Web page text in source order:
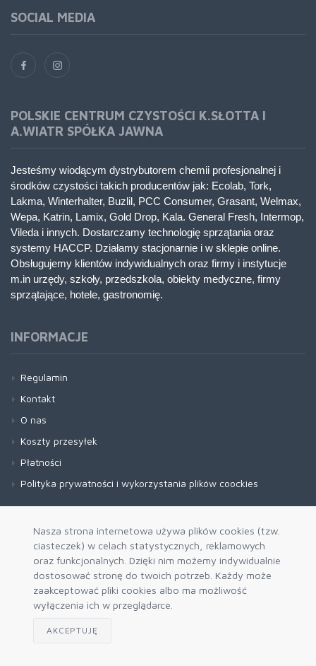
Nasza strona internetowa używa plików cookies (tzw.
ciasteczek) w celach statystycznych, reklamowych
oraz funkcjonalnych. Dzięki nim możemy indywidualnie
dostosować stronę do twoich potrzeb. Każdy może
zaakceptować pliki cookies albo ma możliwość
wyłączenia ich w przeglądarce.
AKCEPTUJĘ
SOCIAL MEDIA
POLSKIE CENTRUM CZYSTOŚCI K.SŁOTTA I
A.WIATR SPÓŁKA JAWNA
Jesteśmy wiodącym dystrybutorem chemii profesjonalnej i
środków czystości takich producentów jak: Ecolab, Tork,
Lakma, Winterhalter, Buzlil, PCC Consumer, Grasant, Welmax,
Wepa, Katrin, Lamix, Gold Drop, Kala. General Fresh, Intermop,
Vileda i innych. Dostarczamy technologię sprzątania oraz
systemy HACCP. Działamy stacjonarnie i w sklepie online.
Obsługujemy klientów indywidualnych oraz firmy i instytucje
m.in urzędy, szkoły, przedszkola, obiekty medyczne, firmy
sprzątające, hotele, gastronomię.
INFORMACJE
Regulamin
Kontakt
O nas
Koszty przesyłek
Płatności
Polityka prywatności i wykorzystania plików coockies